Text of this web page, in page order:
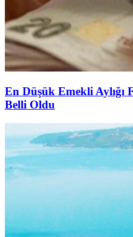
En Düşük Emekli
Belli Oldu